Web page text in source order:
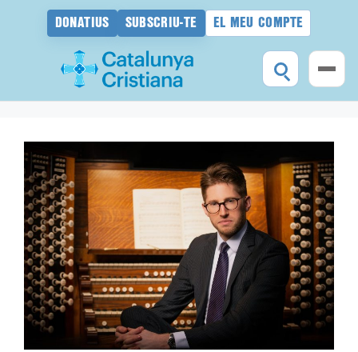
DONATIUS SUBSCRIU-TE EL MEU COMPTE
contingut